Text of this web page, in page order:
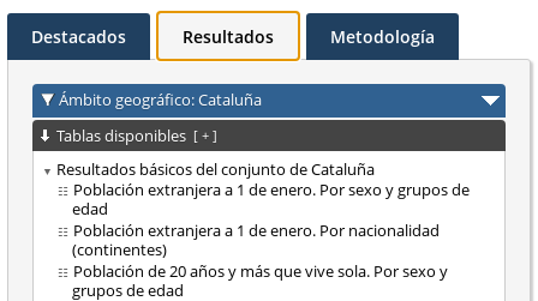
Destacados Resultados Metodología
Ámbito geográfico: Cataluña
Tablas disponibles [ + ]
Resultados básicos del conjunto de Cataluña
Población extranjera a 1 de enero. Por sexo y grupos de
edad
Población extranjera a 1 de enero. Por nacionalidad
(continentes)
Población de 20 años y más que vive sola. Por sexo y
grupos de edad